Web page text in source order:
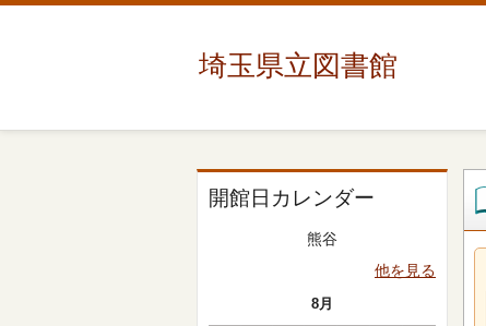
埼玉県立図書館
開館日カレンダー
熊谷
他を見る
8月